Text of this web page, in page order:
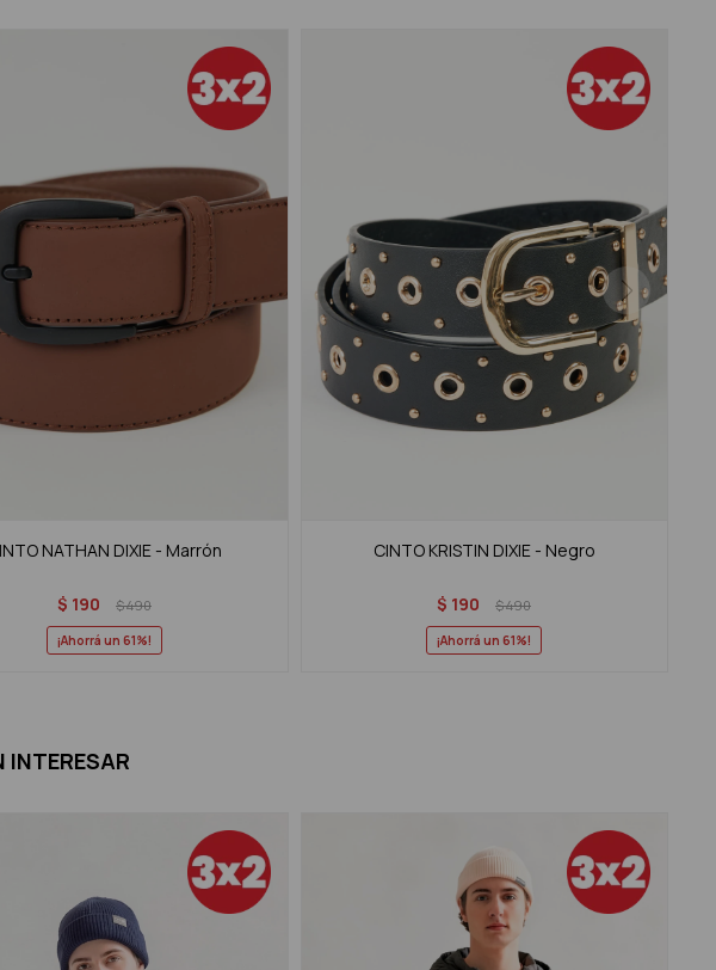
NATHAN DIXIE - Marrón
$ 190 $490
61
CINTO KRISTIN DIXIE - Negro
$ 190 $490
61
INTERESAR